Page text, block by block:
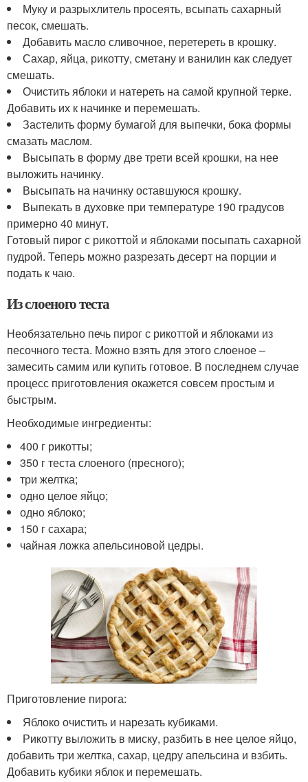
Муку и разрыхлитель просеять, всыпать сахарный
песок, смешать.
Добавить масло сливочное, перетереть в крошку.
Сахар, яйца, рикотту, сметану и ванилин как следует
смешать.
Очистить яблоки и натереть на самой крупной терке.
Добавить их к начинке и перемешать.
Застелить форму бумагой для выпечки, бока формы
смазать маслом.
Высыпать в форму две трети всей крошки, на нее
выложить начинку.
Высыпать на начинку оставшуюся крошку.
Выпекать в духовке при температуре 190 градусов
примерно 40 минут.
Готовый пирог с рикоттой и яблоками посыпать сахарной
пудрой. Теперь можно разрезать десерт на порции и
подать к чаю.
Из слоеного теста
Необязательно печь пирог с рикоттой и яблоками из
песочного теста. Можно взять для этого слоеное –
замесить самим или купить готовое. В последнем случае
процесс приготовления окажется совсем простым и
быстрым.
Необходимые ингредиенты:
400 г рикотты;
350 г теста слоеного (пресного);
три желтка;
одно целое яйцо;
одно яблоко;
150 г сахара;
чайная ложка апельсиновой цедры.
Приготовление пирога:
Яблоко очистить и нарезать кубиками.
Рикотту выложить в миску, разбить в нее целое яйцо,
добавить три желтка, сахар, цедру апельсина и взбить.
Добавить кубики яблок и перемешать.